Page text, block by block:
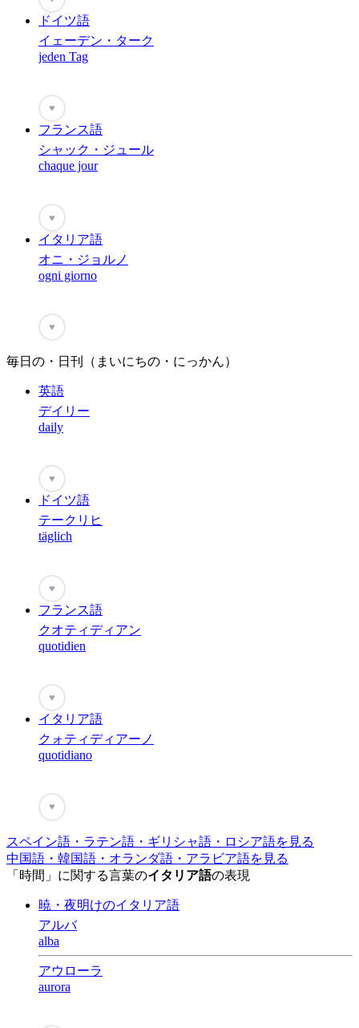
ドイツ語
イェーデン・ターク
jeden Tag
♥
フランス語
シャック・ジュール
chaque jour
♥
イタリア語
オニ・ジョルノ
ogni giorno
♥
毎日の・日刊（まいにちの・にっかん）
英語
デイリー
daily
♥
ドイツ語
テークリヒ
täglich
♥
フランス語
クオティディアン
quotidien
♥
イタリア語
クォティディアーノ
quotidiano
♥
スペイン語・ラテン語・ギリシャ語・ロシア語を見る
中国語・韓国語・オランダ語・アラビア語を見る
「時間」に関する言葉のイタリア語の表現
暁・夜明けのイタリア語
アルバ
alba
アウローラ
aurora